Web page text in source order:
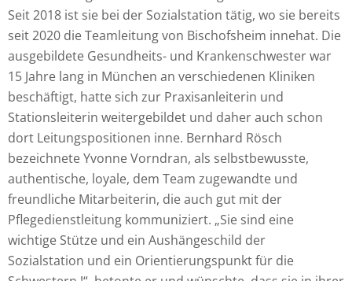
Seit 2018 ist sie bei der Sozialstation tätig, wo sie bereits
seit 2020 die Teamleitung von Bischofsheim innehat. Die
ausgebildete Gesundheits- und Krankenschwester war
15 Jahre lang in München an verschiedenen Kliniken
beschäftigt, hatte sich zur Praxisanleiterin und
Stationsleiterin weitergebildet und daher auch schon
dort Leitungspositionen inne. Bernhard Rösch
bezeichnete Yvonne Vorndran, als selbstbewusste,
authentische, loyale, dem Team zugewandte und
freundliche Mitarbeiterin, die auch gut mit der
Pflegedienstleitung kommuniziert. „Sie sind eine
wichtige Stütze und ein Aushängeschild der
Sozialstation und ein Orientierungspunkt für die